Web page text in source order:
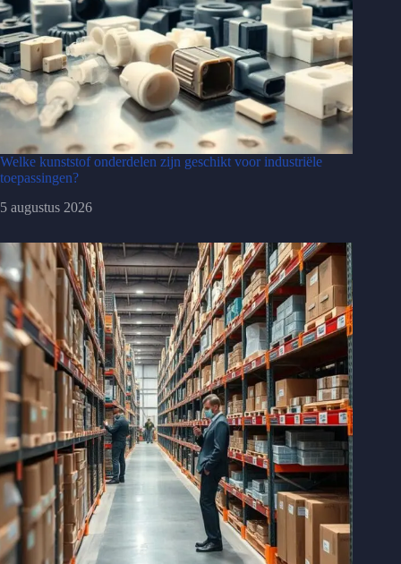
Welke kunststof onderdelen zijn geschikt voor industriële
toepassingen?
5 augustus 2026